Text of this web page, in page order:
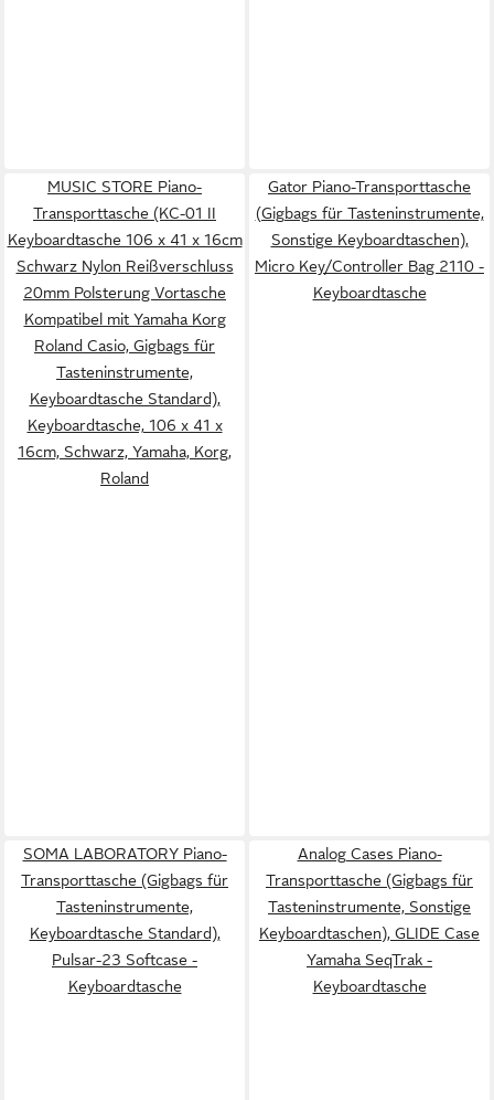
MUSIC STORE Piano-
Transporttasche (KC-01 II
Keyboardtasche 106 x 41 x 16cm
Schwarz Nylon Reißverschluss
20mm Polsterung Vortasche
Kompatibel mit Yamaha Korg
Roland Casio, Gigbags für
Tasteninstrumente,
Keyboardtasche Standard),
Keyboardtasche, 106 x 41 x
16cm, Schwarz, Yamaha, Korg,
Roland
Gator Piano-Transporttasche
(Gigbags für Tasteninstrumente,
Sonstige Keyboardtaschen),
Micro Key/Controller Bag 2110 -
Keyboardtasche
SOMA LABORATORY Piano-
Transporttasche (Gigbags für
Tasteninstrumente,
Keyboardtasche Standard),
Pulsar-23 Softcase -
Keyboardtasche
Analog Cases Piano-
Transporttasche (Gigbags für
Tasteninstrumente, Sonstige
Keyboardtaschen), GLIDE Case
Yamaha SeqTrak -
Keyboardtasche